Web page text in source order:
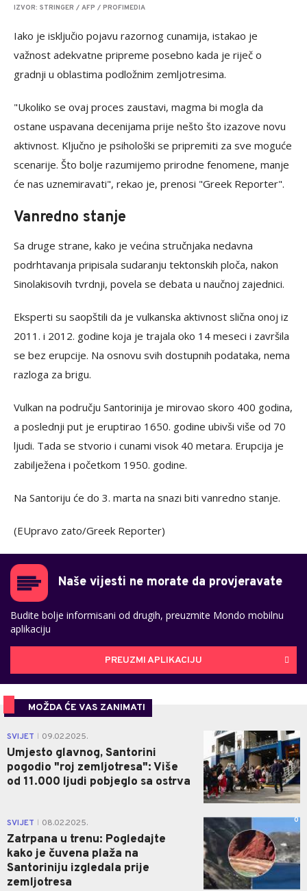
IZVOR: STRINGER / AFP / PROFIMEDIA
Iako je isključio pojavu razornog cunamija, istakao je
važnost adekvatne pripreme posebno kada je riječ o
gradnji u oblastima podložnim zemljotresima.
"Ukoliko se ovaj proces zaustavi, magma bi mogla da
ostane uspavana decenijama prije nešto što izazove novu
aktivnost. Ključno je psihološki se pripremiti za sve moguće
scenarije. Što bolje razumijemo prirodne fenomene, manje
će nas uznemiravati", rekao je, prenosi "Greek Reporter".
Vanredno stanje
Sa druge strane, kako je većina stručnjaka nedavna
podrhtavanja pripisala sudaranju tektonskih ploča, nakon
Sinolakisovih tvrdnji, povela se debata u naučnoj zajednici.
Eksperti su saopštili da je vulkanska aktivnost slična onoj iz
2011. i 2012. godine koja je trajala oko 14 meseci i završila
se bez erupcije. Na osnovu svih dostupnih podataka, nema
razloga za brigu.
Vulkan na području Santorinija je mirovao skoro 400 godina,
a poslednji put je eruptirao 1650. godine ubivši više od 70
ljudi. Tada se stvorio i cunami visok 40 metara. Erupcija je
zabilježena i početkom 1950. godine.
Na Santoriju će do 3. marta na snazi biti vanredno stanje.
(EUpravo zato/Greek Reporter)
Naše vijesti ne morate da provjeravate
Budite bolje informisani od drugih, preuzmite Mondo mobilnu
aplikaciju
PREUZMI APLIKACIJU
MOŽDA ĆE VAS ZANIMATI
SVIJET 09.02.2025.
Umjesto glavnog, Santorini
pogodio "roj zemljotresa": Više
od 11.000 ljudi pobjeglo sa ostrva
0
SVIJET 08.02.2025.
Zatrpana u trenu: Pogledajte
kako je čuvena plaža na
Santoriniju izgledala prije
zemljotresa
0